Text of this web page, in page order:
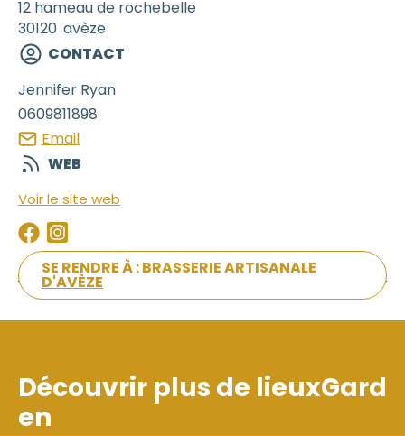
12 hameau de rochebelle
30120 avèze
CONTACT
Jennifer Ryan
0609811898
Email
WEB
Voir le site web
SE RENDRE À : BRASSERIE ARTISANALE
D'AVÈZE
Découvrir plus de lieux
en
Gard